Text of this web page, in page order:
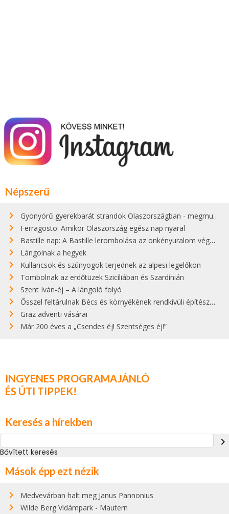
Népszerű
Gyönyörű gyerekbarát strandok Olaszországban - megmutatjuk a 15 legjobbat
Ferragosto: Amikor Olaszország egész nap nyaral
Bastille nap: A Bastille lerombolása az önkényuralom végét jelentette
Lángolnak a hegyek
Kullancsok és szúnyogok terjednek az alpesi legelőkön
Tombolnak az erdőtüzek Szicíliában és Szardínián
Szent Iván-éj – A lángoló folyó
Ősszel feltárulnak Bécs és környékének rendkívüli építészeti kincsei
Graz adventi vásárai
Már 200 éves a „Csendes éj! Szentséges éj!”
INGYENES PROGRAMAJÁNLÓ
ÉS ÚTI TIPPEK!
Keresés a hírekben
navigate_next
Bővített keresés
Mások épp ezt nézik
Medvevárban halt meg Janus Pannonius
Wilde Berg Vidámpark - Mautern